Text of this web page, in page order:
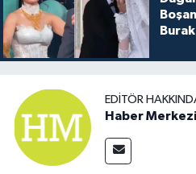
EDITÖR
Haber Merkezi